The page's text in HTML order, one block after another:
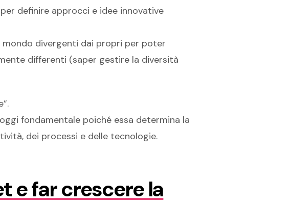
definire approcci e idee innovative
divergenti dai propri per poter
differenti (saper gestire la diversità
fondamentale poiché essa determina la
dei processi e delle tecnologie.
e far crescere la